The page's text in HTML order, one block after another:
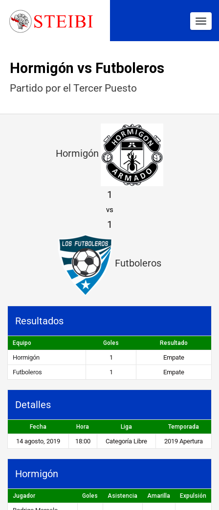
Hormigón vs Futboleros
Partido por el Tercer Puesto
b
o
l
e
https://steibi.org.py/wp-
content/uploads/2019/04/STEIBI-
WEB-
Hormigón
1
vs
1
Futboleros
Resultados
Equipo Goles Resultado
Hormigón 1
Empate
Futboleros
1 Empate
Detalles
Fecha Hora Liga Temporada
14 agosto, 2019 18:00 Categoría Libre 2019 Apertura
Hormigón
Jugador Goles Asistencia Amarilla Expulsión